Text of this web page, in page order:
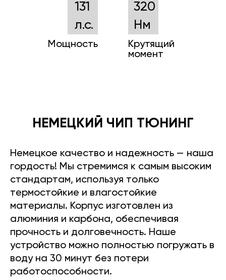
131
л.с.
Мощность
320
Нм
Крутящий
момент
НЕМЕЦКИЙ ЧИП ТЮНИНГ
Немецкое качество и надежность — наша
гордость! Мы стремимся к самым высоким
стандартам, используя только
термостойкие и влагостойкие
материалы. Корпус изготовлен из
алюминия и карбона, обеспечивая
прочность и долговечность. Наше
устройство можно полностью погружать в
воду на 30 минут без потери
работоспособности.